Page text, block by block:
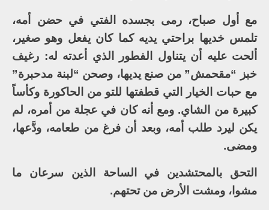
مع أول صباح، رمى بجسده الفتي في حضن أمه،
تلمس خديها براحتي يديه كما كان يفعل وهو صغير،
ألحت عليه أن يتناول الفطور الذي أعدته له: رغيف
خبز “مقحمش” من صنع يديها، وصحن “لبنة مدحبرة”
مع حبات الخيار التي قطفتها للتو من الحاكورة وكأساً
كبيرة من الشاي. ومع أنه كان في عجلة من أمره، لم
يكن ليرد طلب أمه، وبعد أن فرغ من طعامه، ودَّعها،
ومضى.
التحق بالمحتشدين في الساحة الذين سرعان ما
مشوا، ومشت الأرض من تحتهم.